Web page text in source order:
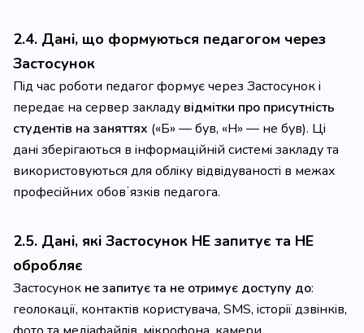
2.4. Дані, що формуються педагогом через
Застосунок
Під час роботи педагог формує через Застосунок і
передає на сервер закладу відмітки про присутність
студентів на заняттях («Б» — був, «Н» — не був). Ці
дані зберігаються в інформаційній системі закладу та
використовуються для обліку відвідуваності в межах
професійних обовʼязків педагога.
2.5. Дані, які Застосунок НЕ запитує та НЕ
обробляє
Застосунок не запитує та не отримує доступу до:
геолокації, контактів користувача, SMS, історії дзвінків,